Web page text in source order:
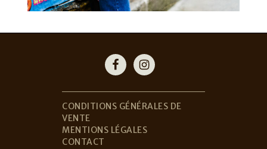
CONDITIONS GÉNÉRALES DE
VENTE
MENTIONS LÉGALES
CONTACT